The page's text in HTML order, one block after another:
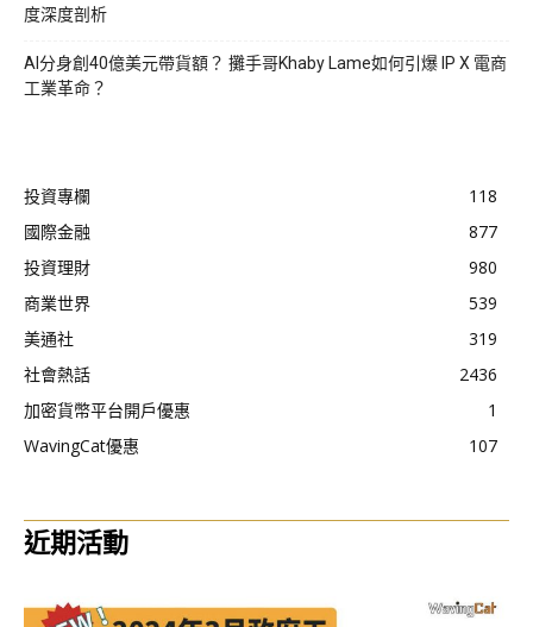
度深度剖析
AI分身創40億美元帶貨額？ 攤手哥Khaby Lame如何引爆 IP X 電商
工業革命？
投資專欄
118
國際金融
877
投資理財
980
商業世界
539
美通社
319
社會熱話
2436
加密貨幣平台開戶優惠
1
WavingCat優惠
107
近期活動